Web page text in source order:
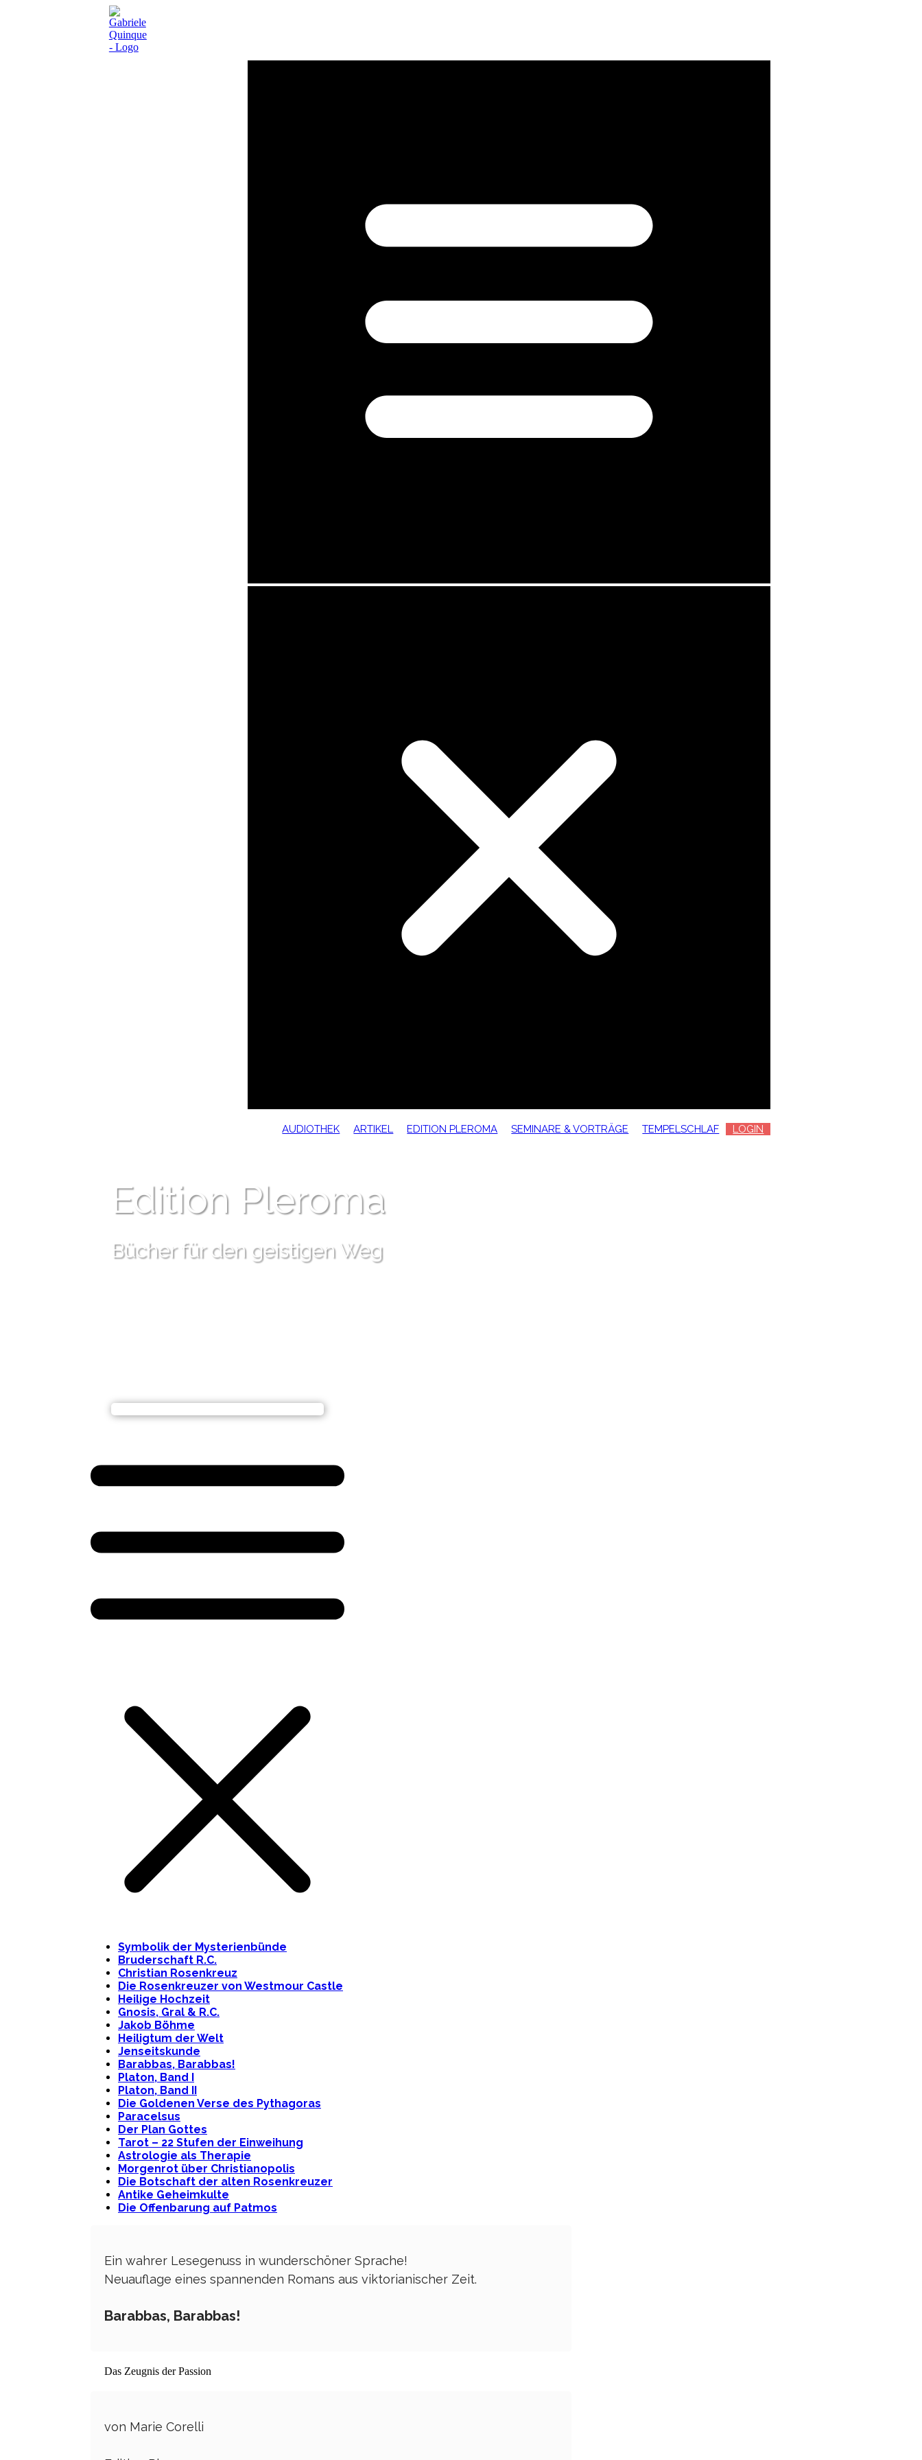
AUDIOTHEK ARTIKEL EDITION PLEROMA SEMINARE & VORTRÄGE TEMPELSCHLAF LOGIN
Edition Pleroma
Bücher für den geistigen Weg
Symbolik der Mysterienbünde
Bruderschaft R.C.
Christian Rosenkreuz
Die Rosenkreuzer von Westmour Castle
Heilige Hochzeit
Gnosis, Gral & R.C.
Jakob Böhme
Heiligtum der Welt
Jenseitskunde
Barabbas, Barabbas!
Platon, Band I
Platon, Band II
Die Goldenen Verse des Pythagoras
Paracelsus
Der Plan Gottes
Tarot – 22 Stufen der Einweihung
Astrologie als Therapie
Morgenrot über Christianopolis
Die Botschaft der alten Rosenkreuzer
Antike Geheimkulte
Die Offenbarung auf Patmos
Ein wahrer Lesegenuss in wunderschöner Sprache!
Neuauflage eines spannenden Romans aus viktorianischer Zeit.
Barabbas, Barabbas!
Das Zeugnis der Passion
von Marie Corelli